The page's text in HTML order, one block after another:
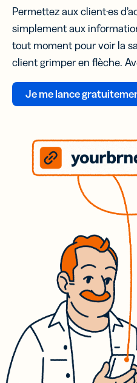
Permettez aux client·es
simplement aux
tout moment pour voir la
client grimper en flèche.
Je me lance